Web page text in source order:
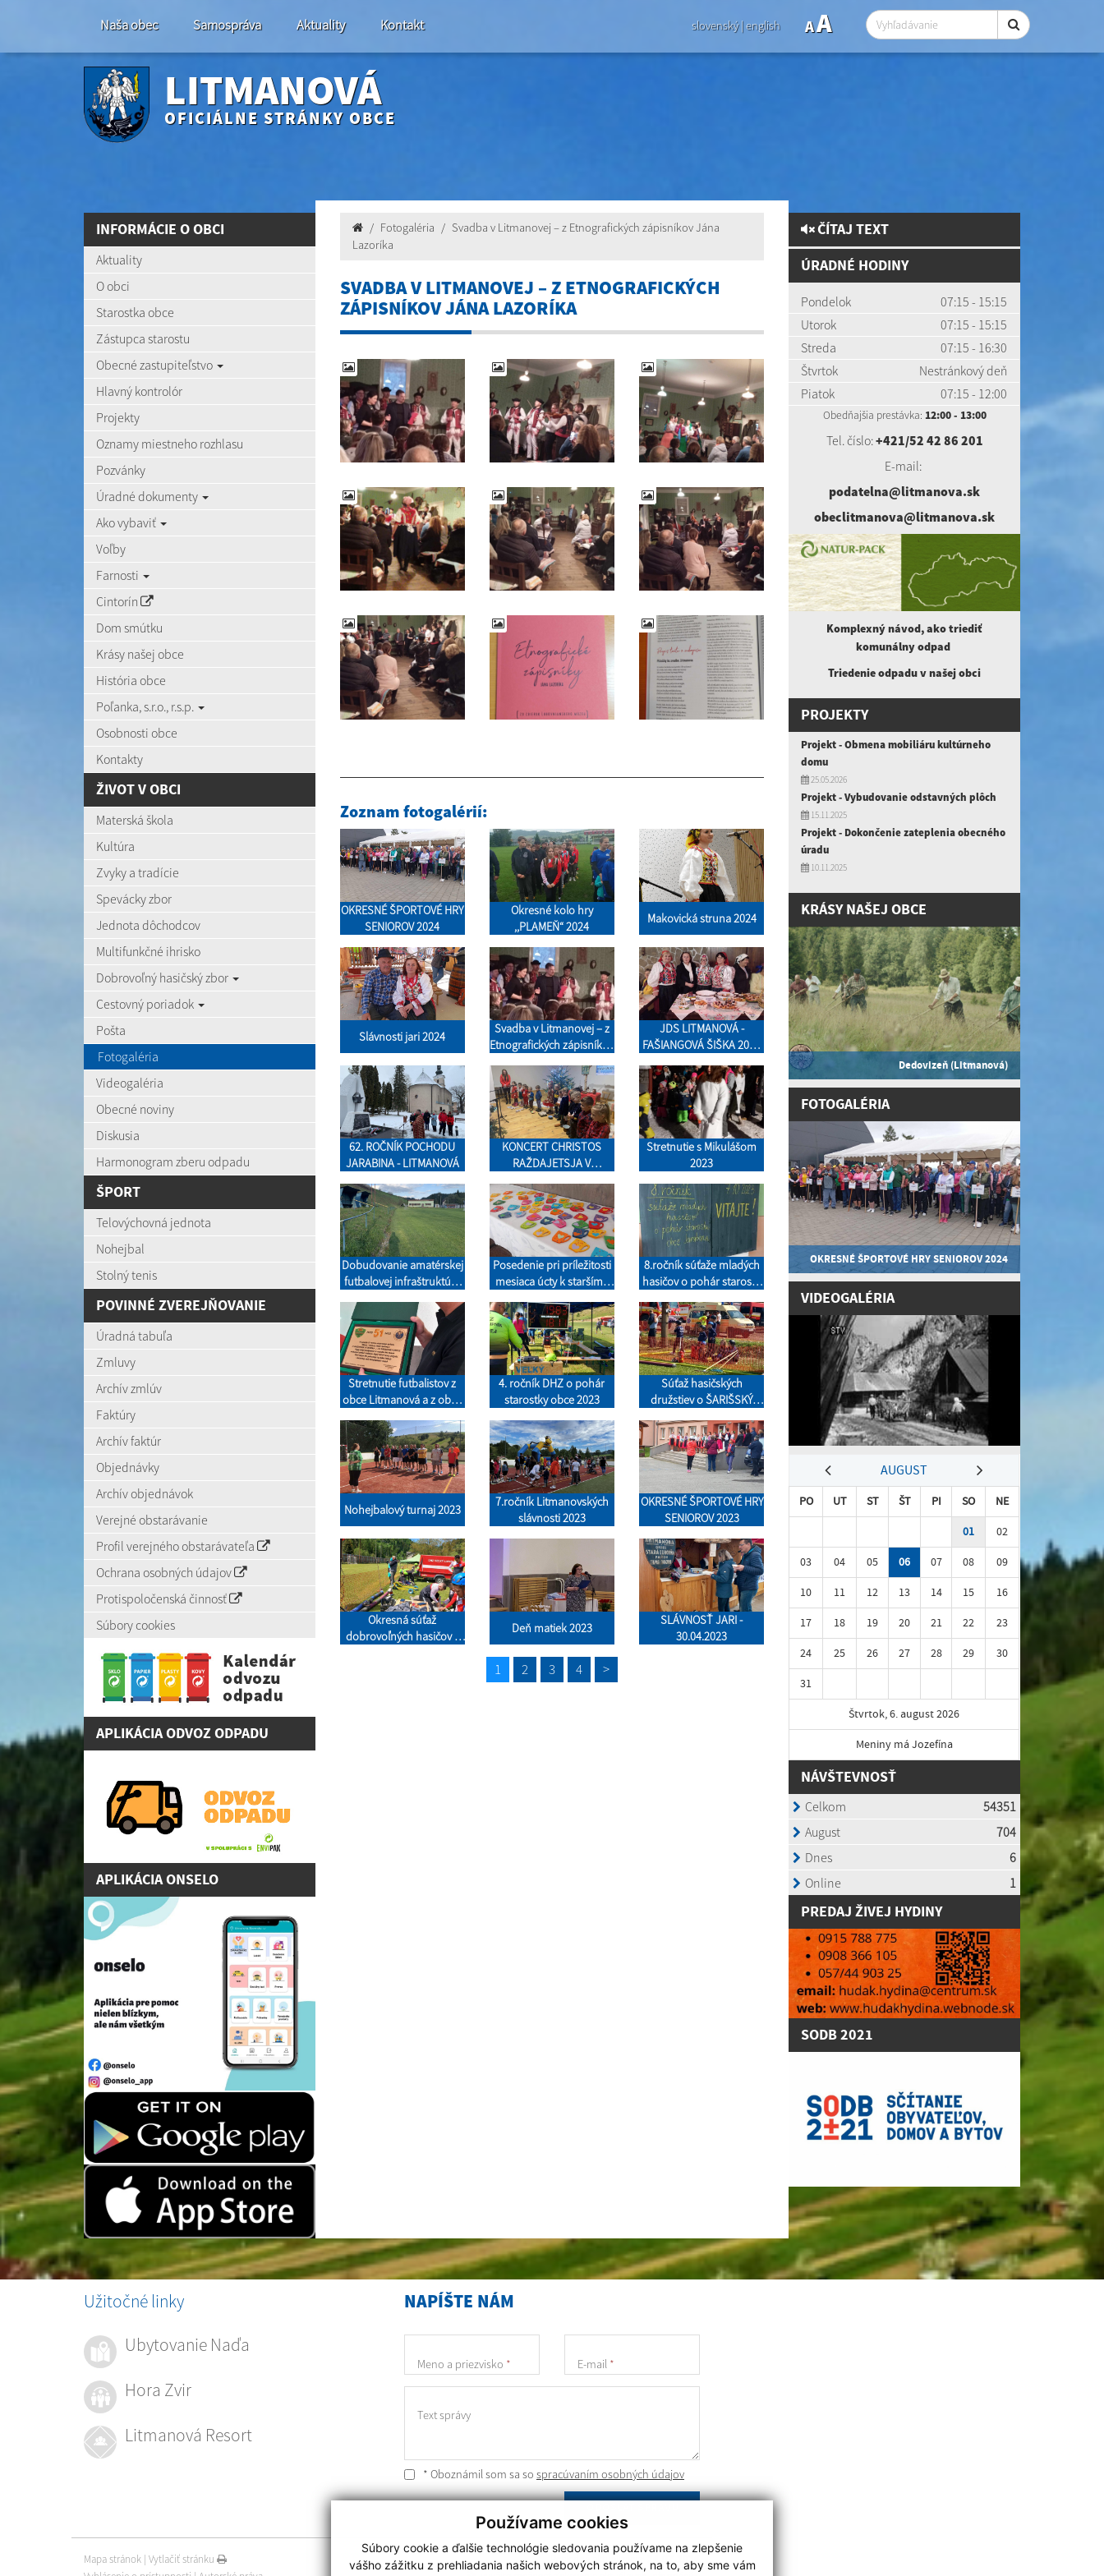
Používame cookies
Súbory cookie a ďalšie technológie sledovania používame na zlepšenie
vášho zážitku z prehliadania našich webových stránok, na to, aby sme vám
Naša obec Samospráva Aktuality Kontakt slovenský|english AA
LITMANOVÁ
OFICIÁLNE STRÁNKY OBCE
INFORMÁCIE O OBCI
Aktuality
O obci
Starostka obce
Zástupca starostu
Obecné zastupiteľstvo
Hlavný kontrolór
Projekty
Oznamy miestneho rozhlasu
Pozvánky
Úradné dokumenty
Ako vybaviť
Voľby
Farnosti
Cintorín
Dom smútku
Krásy našej obce
História obce
Poľanka, s.r.o., r.s.p.
Osobnosti obce
Kontakty
ŽIVOT V OBCI
Materská škola
Kultúra
Zvyky a tradície
Spevácky zbor
Jednota dôchodcov
Multifunkčné ihrisko
Dobrovoľný hasičský zbor
Cestovný poriadok
Pošta
Fotogaléria
Videogaléria
Obecné noviny
Diskusia
Harmonogram zberu odpadu
ŠPORT
Telovýchovná jednota
Nohejbal
Stolný tenis
POVINNÉ ZVEREJŇOVANIE
Úradná tabuľa
Zmluvy
Archív zmlúv
Faktúry
Archív faktúr
Objednávky
Archív objednávok
Verejné obstarávanie
Profil verejného obstarávateľa
Ochrana osobných údajov
Protispoločenská činnosť
Súbory cookies
APLIKÁCIA ODVOZ ODPADU
APLIKÁCIA ONSELO
Fotogaléria
Svadba v Litmanovej – z Etnografických zápisníkov Jána
Lazoríka
SVADBA V LITMANOVEJ – Z ETNOGRAFICKÝCH
ZÁPISNÍKOV JÁNA LAZORÍKA
Zoznam fotogalérií:
OKRESNÉ ŠPORTOVÉ HRY
SENIOROV 2024
Okresné kolo hry
,,PLAMEŇ“ 2024
Makovická struna 2024
Slávnosti jari 2024
Svadba v Litmanovej – z
Etnografických zápisníkov
JDS LITMANOVÁ -
FAŠIANGOVÁ ŠIŠKA 2024
HNIEZDNOM
62. ROČNÍK POCHODU
JARABINA - LITMANOVÁ
KONCERT CHRISTOS
RAŽDAJETSJA V
Stretnutie s Mikulášom
2023
Dobudovanie amatérskej
futbalovej infraštruktúry
Posedenie pri príležitosti
mesiaca úcty k starším -
8.ročník súťaže mladých
hasičov o pohár starostu
Stretnutie futbalistov z
obce Litmanová a z obce
4. ročník DHZ o pohár
starostky obce 2023
Súťaž hasičských
družstiev o ŠARIŠSKÝ
Nohejbalový turnaj 2023
7.ročník Litmanovských
slávnosti 2023
OKRESNÉ ŠPORTOVÉ HRY
SENIOROV 2023
Okresná súťaž
dobrovoľných hasičov v
Deň matiek 2023
SLÁVNOSŤ JARI -
30.04.2023
1 2 3 4 >
ČÍTAJ TEXT
ÚRADNÉ HODINY
Pondelok
07:15 - 15:15
Utorok
07:15 - 15:15
Streda
07:15 - 16:30
Štvrtok
Nestránkový deň
Piatok
07:15 - 12:00
Obedňajšia prestávka: 12:00 - 13:00
Tel. číslo:+421/52 42 86 201
E-mail:
podatelna@litmanova.sk
obeclitmanova@litmanova.sk
Komplexný návod, ako triediť
komunálnyodpad
Triedenie odpadu v našej obci
PROJEKTY
Projekt - Obmena mobiliáru kultúrneho
domu
25.05.2026
Projekt - Vybudovanie odstavných plôch
15.11.2025
Projekt - Dokončenie zateplenia obecného
úradu
10.11.2025
KRÁSY NAŠEJ OBCE
Dedovizeň (Litmanová)
FOTOGALÉRIA
OKRESNÉ ŠPORTOVÉ HRY SENIOROV 2024
VIDEOGALÉRIA
AUGUST
PO UT ST ŠT PI SO
NE
01
02
03
04 05 06 07 08
09
10
11 12 13 14 15
16
17
18 19 20 21 22
23
24
25 26 27 28 29
30
31
Štvrtok, 6. august 2026
Meniny má Jozefína
NÁVŠTEVNOSŤ
PREDAJ ŽIVEJ HYDINY
SODB 2021
NAPÍŠTE NÁM
Meno a priezvisko * E-mail *
Text správy
* Oboznámil som sa so spracúvaním osobných údajov
Užitočné linky
Ubytovanie Naďa
Hora Zvir
Litmanová Resort
Posledná aktualizácia:
24.07.2026
Mapa stránok | Vytlačiť stránku